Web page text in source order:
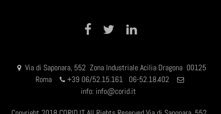
Facebook Twitter
Via di Saponara, 552 Zona Industriale Acilia Dragona 00125
Roma
+39 06/52.15.161 06-52.18.402
info: info@corid.it